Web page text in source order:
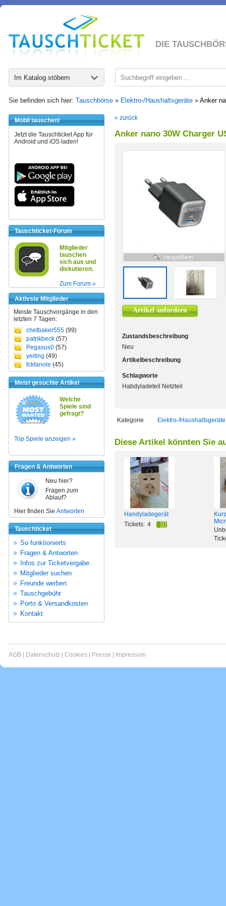
DIE
Im Katalog stöbern
Sie befinden sich hier: Tauschbörse » Elektro-/Haushaltsgeräte » Anker
Mobil tauschen!
Jetzt die Tauschticket App für
Android und iOS laden!
Tauschticket-Forum
Mitglieder
tauschen
sich aus und
diskutieren.
Zum Forum »
Aktivste Mitglieder
Meiste Tauschvorgänge in den
letzten 7 Tagen:
chetbaker555 (99)
patrikbeck (57)
Pegasus0 (57)
yeiting (49)
fckfanole (45)
Meist gesuchte Artikel
Welche
Spiele sind
gefragt?
Top Spiele anzeigen »
Fragen & Antworten
Neu hier?
Fragen zum
Ablauf?
Hier finden Sie Antworten
Tauschticket
So funktionierts
Fragen & Antworten
Infos zur Ticketvergabe
Mitglieder suchen
Freunde werben
Tauschgebühr
Porto & Versandkosten
Kontakt
« zurück
Anker nano 30W Charger
Artikel anfordern
Zustandsbeschreibung
Neu
Artikelbeschreibung
Schlagworte
Habdyladeteil Netzteil
Kategorie Elektro-/Haushaltsgeräte
Diese Artikel könnten Sie
Handyladegerät
Tickets: 4
AGB Datenschutz Cookies Presse Impressum